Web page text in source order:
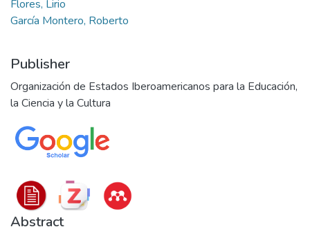
Flores, Lirio
García Montero, Roberto
Publisher
Organización de Estados Iberoamericanos para la Educación,
la Ciencia y la Cultura
Abstract